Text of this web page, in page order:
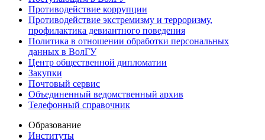
Противодействие коррупции
Противодействие экстремизму и терроризму,
профилактика девиантного поведения
Политика в отношении обработки персональных
данных в ВолГУ
Центр общественной дипломатии
Закупки
Почтовый сервис
Объединенный ведомственный архив
Телефонный справочник
Образование
Институты